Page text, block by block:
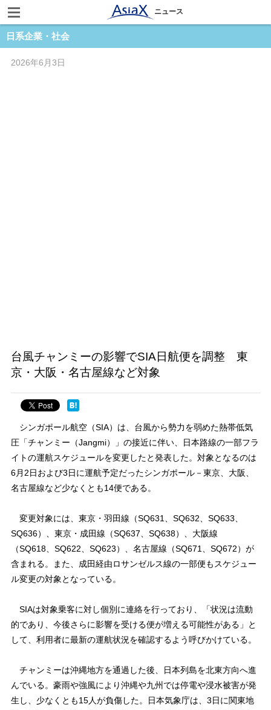
ニュース
日系企業・社会
2026年6月3日
台風チャンミーの影響でSIA日航便を調整 東
京・大阪・名古屋線など対象
シンガポール航空（SIA）は、台風から勢力を弱めた熱帯低気
圧「チャンミー（Jangmi）」の接近に伴い、日本路線の一部フラ
イトの運航スケジュールを変更したと発表した。対象となるのは
6月2日および3日に運航予定だったシンガポール－東京、大阪、
名古屋線など少なくとも14便である。
変更対象には、東京・羽田線（SQ631、SQ632、SQ633、
SQ636）、東京・成田線（SQ637、SQ638）、大阪線
（SQ618、SQ622、SQ623）、名古屋線（SQ671、SQ672）が
含まれる。また、成田経由ロサンゼルス線の一部便もスケジュー
ル変更の対象となっている。
SIAは対象乗客に対し個別に連絡を行っており、「状況は流動
的であり、今後さらに影響を受ける便が増える可能性がある」と
して、利用者に最新の運航状況を確認するよう呼びかけている。
チャンミーは沖縄地方を通過した後、日本列島を北東方向へ進
んでいる。豪雨や強風により沖縄や九州では停電や浸水被害が発
生し、少なくとも15人が負傷した。日本気象庁は、3日に関東地